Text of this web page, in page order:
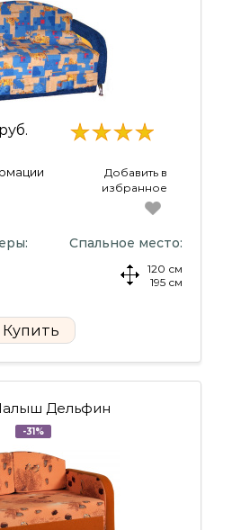
Добавить в
избранное
Спальное место:
120 см
195 см
Купить
Дельфин
-31%